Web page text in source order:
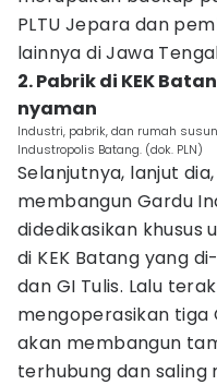
PLTU Jepara dan
lainnya di Jawa
2. Pabrik di KEK
nyaman
Industri, pabrik, dan rumah
Industropolis Batang. (dok. PLN)
Selanjutnya, lanjut
membangun Gardu
didedikasikan khusus
di KEK Batang yang
dan GI Tulis. Lalu
mengoperasikan tiga
akan membangun
terhubung dan saling